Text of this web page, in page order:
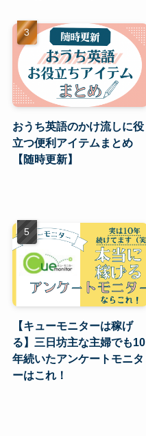
おうち英語のかけ流しに役
立つ便利アイテムまとめ
【随時更新】
【キューモニターは稼げ
る】三日坊主な主婦でも10
年続いたアンケートモニタ
ーはこれ！